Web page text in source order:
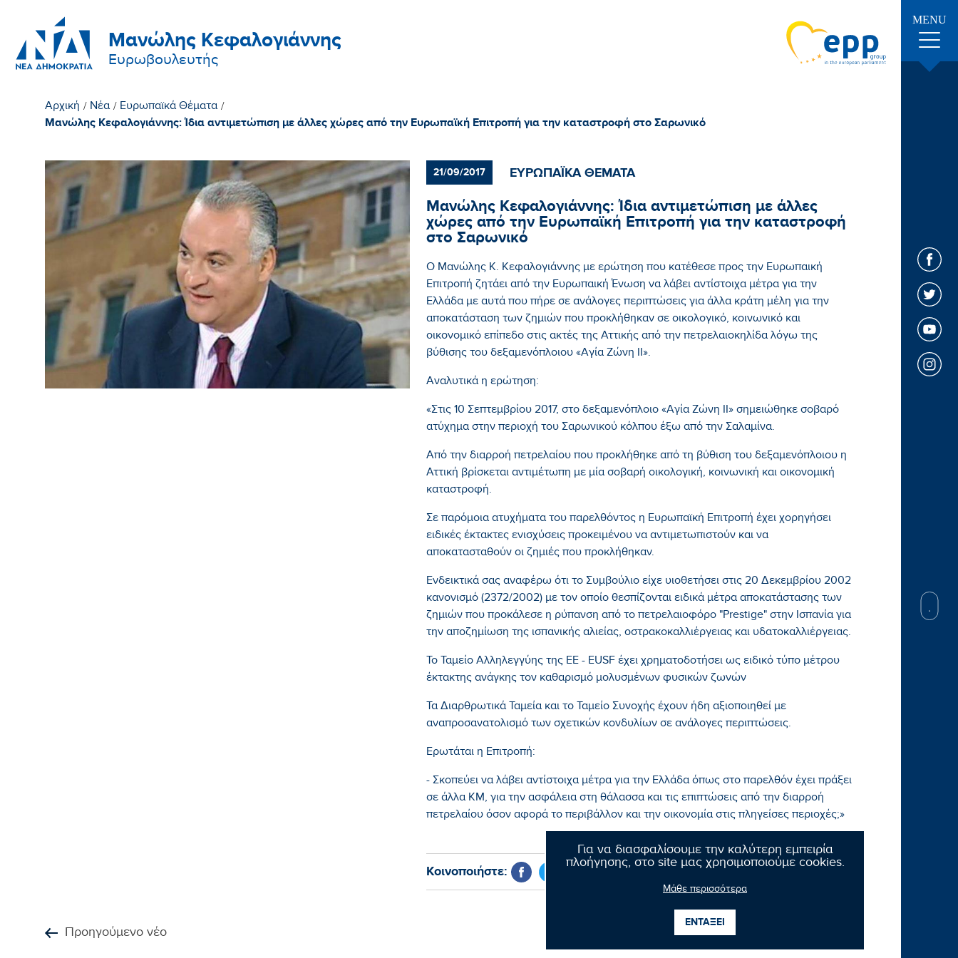
Μανώλης Κεφαλογιάννης
Ευρωβουλευτής
MENU
Για να διασφαλίσουμε την καλύτερη εμπειρία
πλοήγησης, στο site μας χρησιμοποιούμε cookies.
Μάθε περισσότερα
ΕΝΤΑΞΕΙ
Αρχική / Νέα / Ευρωπαϊκά Θέματα /
Μανώλης Κεφαλογιάννης: Ίδια αντιμετώπιση με άλλες χώρες από την Ευρωπαϊκή Επιτροπή για την καταστροφή στο Σαρωνικό
21/09/2017 ΕΥΡΩΠΑΪΚΑ ΘΕΜΑΤΑ
Μανώλης Κεφαλογιάννης: Ίδια αντιμετώπιση με άλλες
χώρες από την Ευρωπαϊκή Επιτροπή για την καταστροφή
στο Σαρωνικό
Ο Μανώλης Κ. Κεφαλογιάννης με ερώτηση που κατέθεσε προς την Ευρωπαική
Επιτροπή ζητάει από την Ευρωπαική Ένωση να λάβει αντίστοιχα μέτρα για την
Ελλάδα με αυτά που πήρε σε ανάλογες περιπτώσεις για άλλα κράτη μέλη για την
αποκατάσταση των ζημιών που προκλήθηκαν σε οικολογικό, κοινωνικό και
οικονομικό επίπεδο στις ακτές της Αττικής από την πετρελαιοκηλίδα λόγω της
βύθισης του δεξαμενόπλοιου «Αγία Ζώνη ΙΙ».
Αναλυτικά η ερώτηση:
«Στις 10 Σεπτεμβρίου 2017, στο δεξαμενόπλοιο «Αγία Ζώνη ΙΙ» σημειώθηκε σοβαρό
ατύχημα στην περιοχή του Σαρωνικού κόλπου έξω από την Σαλαμίνα.
Από την διαρροή πετρελαίου που προκλήθηκε από τη βύθιση του δεξαμενόπλοιου η
Αττική βρίσκεται αντιμέτωπη με μία σοβαρή οικολογική, κοινωνική και οικονομική
καταστροφή.
Σε παρόμοια ατυχήματα του παρελθόντος η Ευρωπαϊκή Επιτροπή έχει χορηγήσει
ειδικές έκτακτες ενισχύσεις προκειμένου να αντιμετωπιστούν και να
αποκατασταθούν οι ζημιές που προκλήθηκαν.
Ενδεικτικά σας αναφέρω ότι το Συμβούλιο είχε υιοθετήσει στις 20 Δεκεμβρίου 2002
κανονισμό (2372/2002) με τον οποίο θεσπίζονται ειδικά μέτρα αποκατάστασης των
ζημιών που προκάλεσε η ρύπανση από το πετρελαιοφόρο "Prestige" στην Ισπανία για
την αποζημίωση της ισπανικής αλιείας, οστρακοκαλλιέργειας και υδατοκαλλιέργειας.
Το Ταμείο Αλληλεγγύης της ΕΕ - EUSF έχει χρηματοδοτήσει ως ειδικό τύπο μέτρου
έκτακτης ανάγκης τον καθαρισμό μολυσμένων φυσικών ζωνών
Τα Διαρθρωτικά Ταμεία και το Ταμείο Συνοχής έχουν ήδη αξιοποιηθεί με
αναπροσανατολισμό των σχετικών κονδυλίων σε ανάλογες περιπτώσεις.
Ερωτάται η Επιτροπή:
- Σκοπεύει να λάβει αντίστοιχα μέτρα για την Ελλάδα όπως στο παρελθόν έχει πράξει
σε άλλα ΚΜ, για την ασφάλεια στη θάλασσα και τις επιπτώσεις από την διαρροή
πετρελαίου όσον αφορά το περιβάλλον και την οικονομία στις πληγείσες περιοχές;»
Κοινοποιήστε:
Προηγούμενο νέο